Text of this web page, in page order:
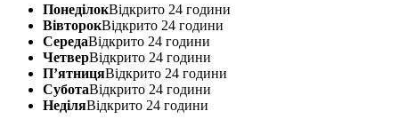
ПонеділокВідкрито 24 години
ВівторокВідкрито 24 години
СередаВідкрито 24 години
ЧетверВідкрито 24 години
П’ятницяВідкрито 24 години
СуботаВідкрито 24 години
НеділяВідкрито 24 години